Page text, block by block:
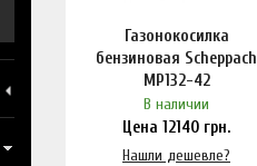
Газонокосилка
бензиновая Scheppach
MP132-42
В наличии
Цена 12140 грн.
Нашли дешевле?